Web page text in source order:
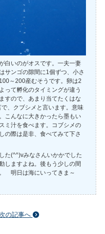
白いのがオスです。一夫一妻
サンゴの隙間に1個ずつ、小さ
～200産むそうです。卵は2
って孵化のタイミングが違う
すので、あまり当てたくはな
、クブシメと言います。意味
こんなに大きかったら墨もい
ミ汁を食べます。コブシメの
の際は是非、食べてみて下さ
た(^^)vみなさんいかかでした
しますよね。後もう少しの間
明日は海にいってきま～
の記事へ